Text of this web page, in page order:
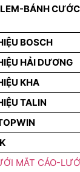
BÁNH CƯỚC
BOSCH
HẢI DƯƠNG
KHA
TALIN
MẮT CÁO-